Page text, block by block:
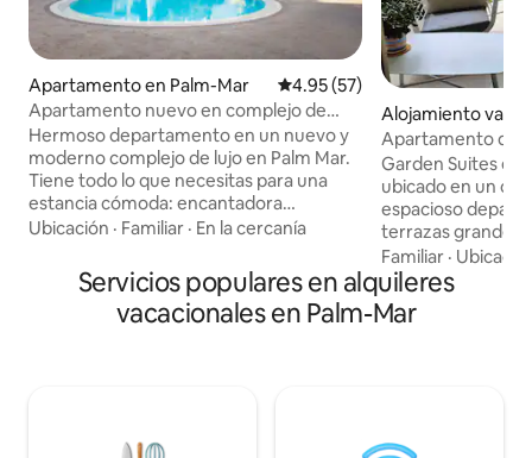
Apartamento en Palm-Mar Calificación promedio: 4.95 de
4.95 (57)
Apartamento nuevo en complejo de
lujo. GIMNASIO. Piscinas climatizadas.
Hermoso departamento en un nuevo y
moderno complejo de lujo en Palm Mar.
Tiene todo lo que necesitas para una
estancia cómoda: encantadora
recámara con una cama grande (1.80 m),
(que incluye lavavajillas, horno,
tostadora, cafetera, microondas, etc.),
Wi-Fi de alta velocidad, Smart TV.
(24 m2) con un gran sofá, disfrutando de
Ubicación · Familiar · En la cercanía
Alojamiento
m-Mar
Apartamento de
Garden Suites es
ubicado en un
espacioso
terrazas grandes,
baños y una
de edificios tiene
vegetación
Este es un lugar
Familiar ·
Servicios populares en alquileres
vacacionales en Palm-Mar